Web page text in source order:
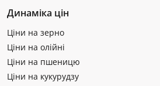
Динаміка цін
Ціни на зерно
Ціни на олійні
Ціни на пшеницю
Ціни на кукурудзу